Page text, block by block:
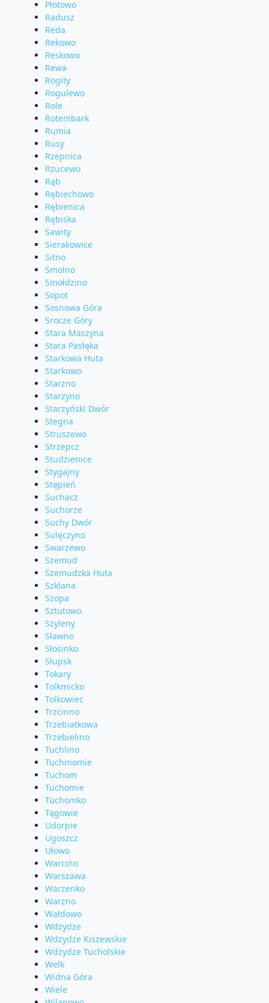
Płotowo
Radusz
Reda
Rekowo
Reskowo
Rewa
Rogity
Rogulewo
Role
Rotembark
Rumia
Rusy
Rzepnica
Rzucewo
Rąb
Rębiechowo
Rębienica
Rębiska
Sawity
Sierakowice
Sitno
Smolno
Smołdzino
Sopot
Sosnowa Góra
Srocze Góry
Stara Maszyna
Stara Pasłęka
Starkowa Huta
Starkowo
Starzno
Starzyno
Starzyński Dwór
Stegna
Struszewo
Strzepcz
Studzienice
Stygajny
Stępień
Suchacz
Suchorze
Suchy Dwór
Sulęczyno
Swarzewo
Szemud
Szemudzka Huta
Szklana
Szopa
Sztutowo
Szyleny
Sławno
Słosinko
Słupsk
Tokary
Tolkmicko
Tolkowiec
Trzcinno
Trzebiatkowa
Trzebielino
Tuchlino
Tuchmomie
Tuchom
Tuchomie
Tuchomko
Tągowie
Udorpie
Ugoszcz
Ułowo
Warcino
Warszawa
Warzenko
Warzno
Wałdowo
Wdzydze
Wdzydze Kiszewskie
Wdzydze Tucholskie
Welk
Widna Góra
Wiele